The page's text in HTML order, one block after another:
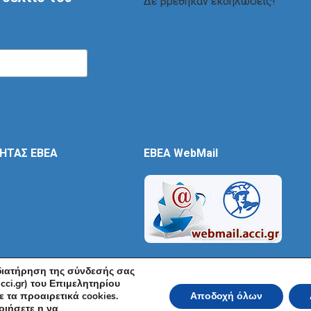
ΕΒΕΑ EBEA WebMail
και Βιομηχανικό Επιμελητήριο Αθηνών 2026 | Ακαδημίας 7, ΤΚ: 10671,
της σύνδεσής σας
του Επιμελητηρίου
προαιρετικά cookies.
Αποδοχή όλων